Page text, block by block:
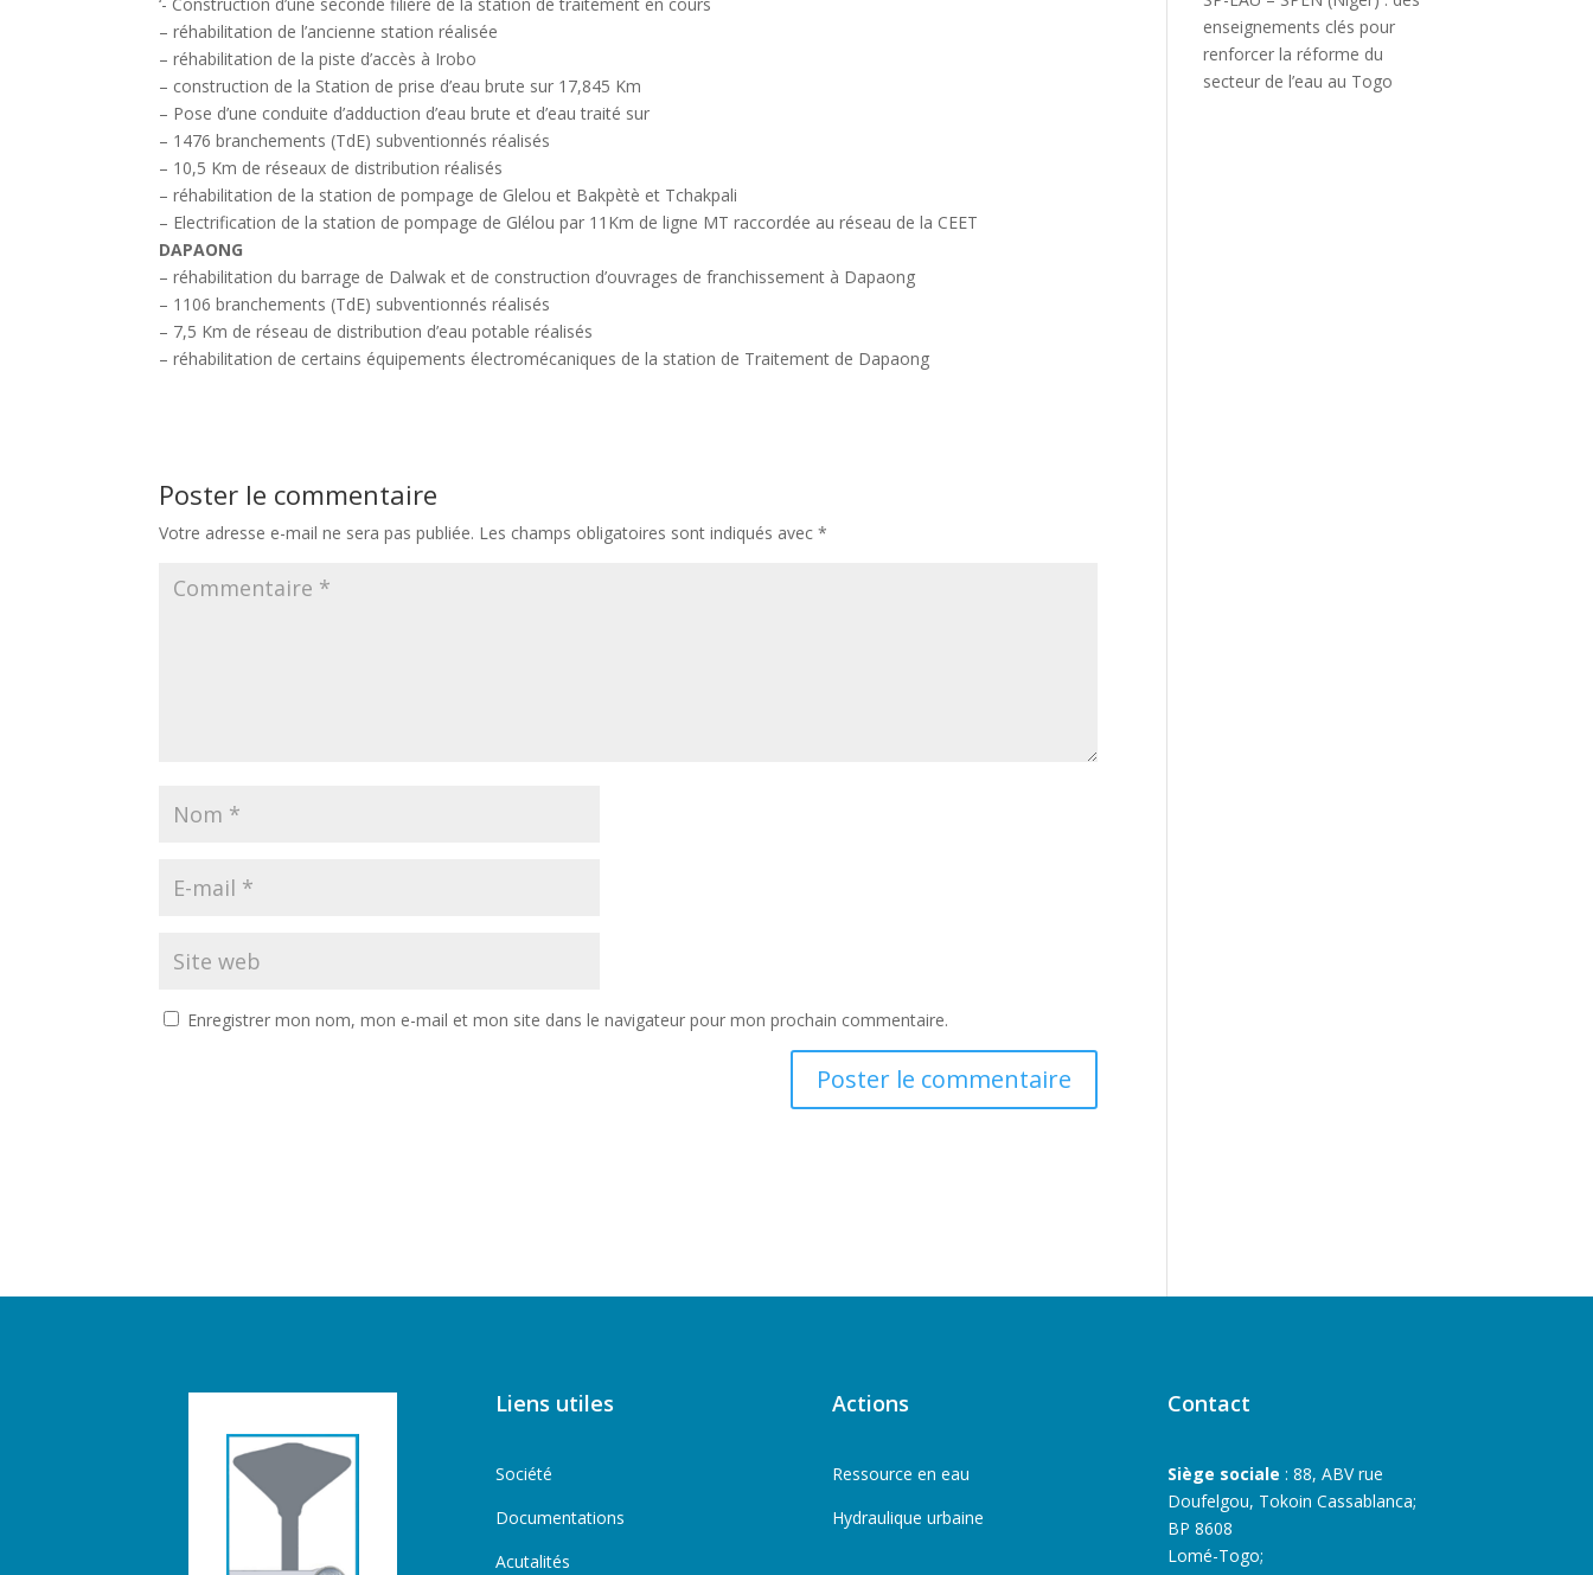
– réhabilitation de l’ancienne station réalisée
– réhabilitation de la piste d’accès à Irobo
– construction de la Station de prise d’eau brute sur 17,845 Km
– Pose d’une conduite d’adduction d’eau brute et d’eau traité sur
– 1476 branchements (TdE) subventionnés réalisés
– 10,5 Km de réseaux de distribution réalisés
– réhabilitation de la station de pompage de Glelou et Bakpètè et Tchakpali
– Electrification de la station de pompage de Glélou par 11Km de ligne MT raccordée au réseau de la CEET
DAPAONG
– réhabilitation du barrage de Dalwak et de construction d’ouvrages de franchissement à Dapaong
– 1106 branchements (TdE) subventionnés réalisés
– 7,5 Km de réseau de distribution d’eau potable réalisés
– réhabilitation de certains équipements électromécaniques de la station de Traitement de Dapaong
Poster le commentaire
Votre adresse e-mail ne sera pas publiée. Les champs obligatoires sont indiqués avec*
Enregistrer mon nom, mon e-mail et mon site dans le navigateur pour mon prochain commentaire.
enseignements clés pour
renforcer la réforme du
secteur de l’eau au Togo
Liens utiles
Société
Documentations
Acutalités
Actions
Ressource en eau
Hydraulique urbaine
Contact
Siège sociale : 88, ABV rue
Doufelgou, Tokoin Cassablanca;
BP 8608
Lomé-Togo;